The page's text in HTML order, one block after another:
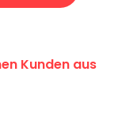
Kunden aus